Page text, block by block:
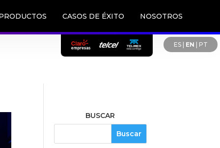
CASOS DE ÉXITO NOSOTROS
ES| EN PT
BUSCAR